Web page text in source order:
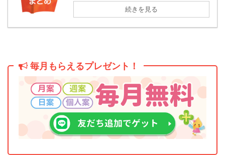
続きを見る
毎月もらえるプレゼント！